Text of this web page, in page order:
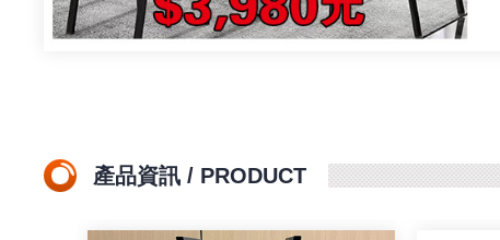
產品資訊 / PRODUCT